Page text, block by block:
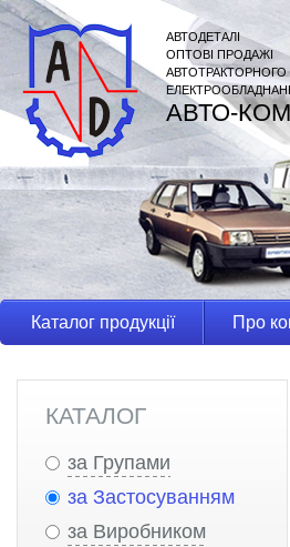
АВТОДЕТАЛІ
ОПТОВІ ПРОДАЖІ
АВТОТРАКТОРНОГО
АВТО-
Каталог продукції Про
КАТАЛОГ
за Групами
за Застосуванням
за Виробником